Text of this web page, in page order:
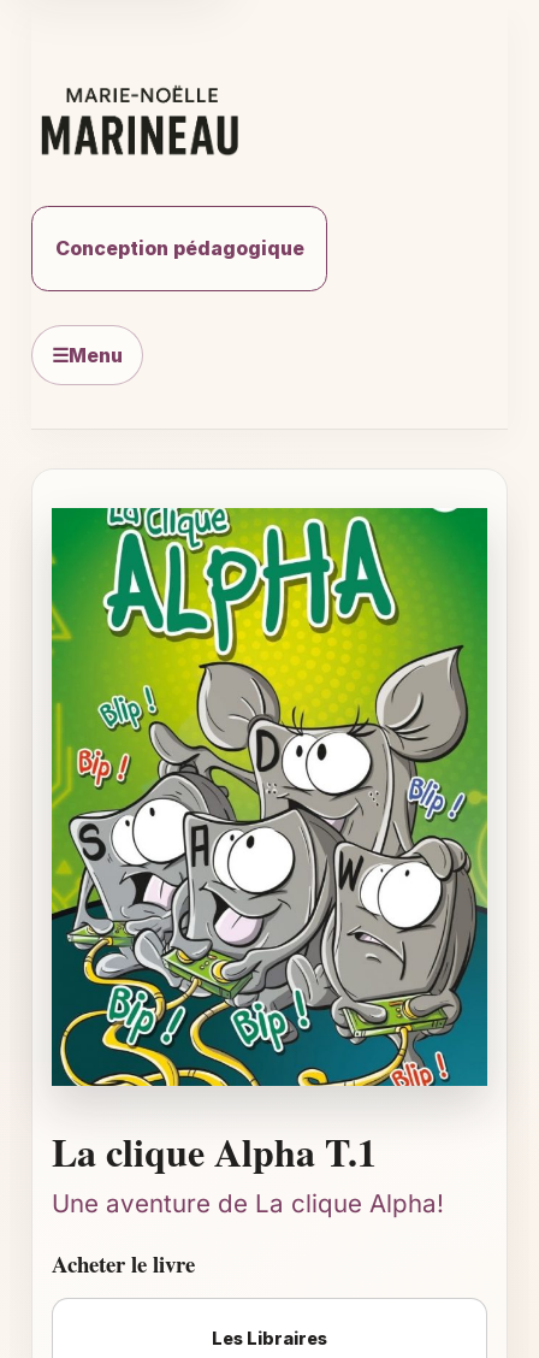
contenu
☰Menu
Conception pédagogique
La clique Alpha T.1
Une aventure de La clique Alpha!
Acheter le livre
Les Libraires